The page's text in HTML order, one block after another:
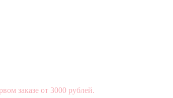
заказе от 3000 рублей.